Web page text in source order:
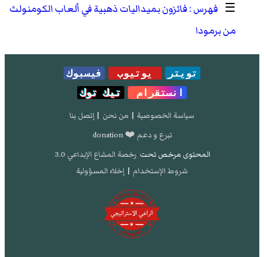
☰
فائزون بميداليات ذهبية في ألعاب الكومنولث
من برمودا
تويتر يوتيوب
فيسبوك
انستقرام
تيك توك
سياسة الخصوصية | من نحن | إتصل بنا
تبرع و دعم ❤️ donation
المحتوى مرخص تحت رخصة المشاع الإبداعي 3.0
شروط الإستخدام | إخلاء المسؤولية